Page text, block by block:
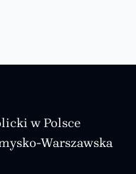
w Polsce
Warszawska